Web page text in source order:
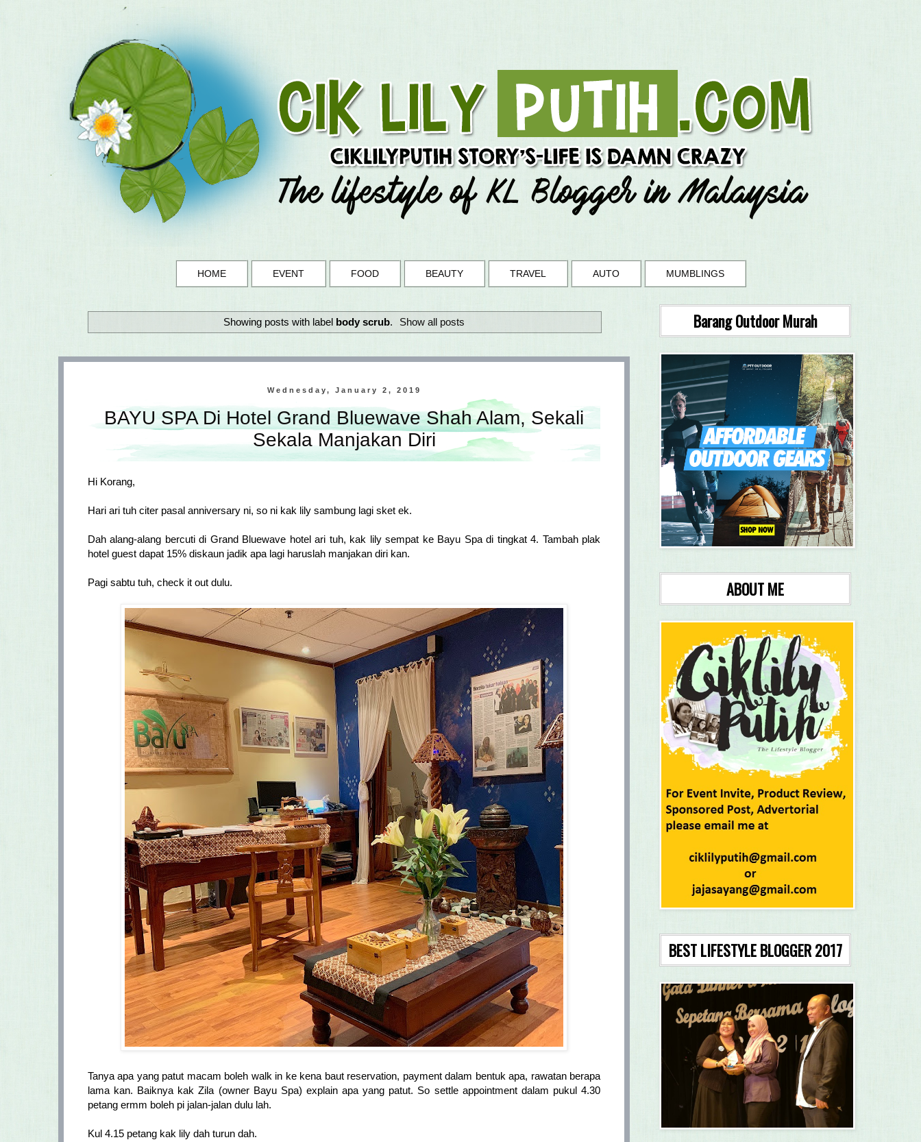
HOME EVENT FOOD BEAUTY TRAVEL AUTO MUMBLINGS
Showing posts with label body scrub. Show all posts
Wednesday, January 2, 2019
BAYU SPA Di Hotel Grand Bluewave Shah Alam, Sekali
Sekala Manjakan Diri
Hi Korang,
Hari ari tuh citer pasal anniversary ni, so ni kak lily sambung lagi sket ek.
Dah alang-alang bercuti di Grand Bluewave hotel ari tuh, kak lily sempat ke Bayu Spa di tingkat 4. Tambah plak
hotel guest dapat 15% diskaun jadik apa lagi haruslah manjakan diri kan.
Pagi sabtu tuh, check it out dulu.
Tanya apa yang patut macam boleh walk in ke kena baut reservation, payment dalam bentuk apa, rawatan berapa
lama kan. Baiknya kak Zila (owner Bayu Spa) explain apa yang patut. So settle appointment dalam pukul 4.30
petang ermm boleh pi jalan-jalan dulu lah.
Kul 4.15 petang kak lily dah turun dah.
Barang Outdoor Murah
ABOUT ME
BEST LIFESTYLE BLOGGER 2017